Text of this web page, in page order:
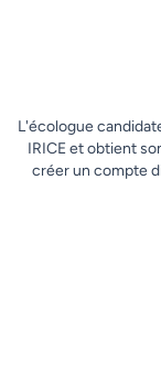
L'écologue
IRICE et obtient
créer un compte